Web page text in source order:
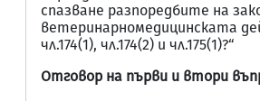
спазване разпоредбите на
ветеринарномедицинската
чл.174(1), чл.174(2) и чл.175(1)?“
Отговор на първи и втори